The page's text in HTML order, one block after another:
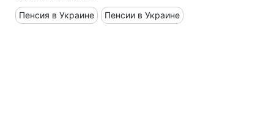
Пенсия в Украине Пенсии в Украине